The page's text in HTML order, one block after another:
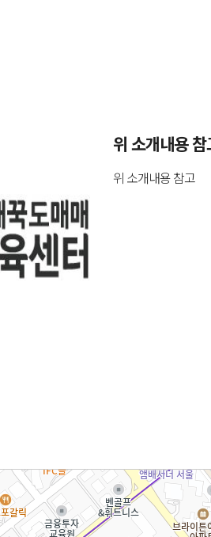
위 소개내용 참
위 소개내용 참고